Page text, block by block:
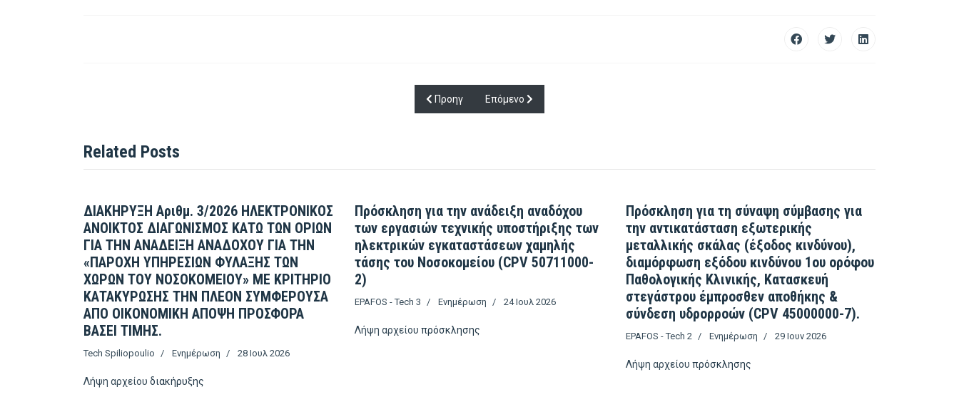
Προηγούμενο άρθρο: Μισθώσεις - Εκμισθώσεις ακινήτων / διακήρυξη αριθμός 1 2019
Προηγ Επόμενο άρθρο: Μετάβαση σε περιβάλλον κυβερνητικού νέφους (g-cloud) μέσω της ΚτΠ Α.Ε.
Επόμενο
Related Posts
ΔΙΑΚΗΡΥΞΗ Αριθμ. 3/2026 ΗΛΕΚΤΡΟΝΙΚΟΣ
ΑΝΟΙΚΤΟΣ ΔΙΑΓΩΝΙΣΜΟΣ ΚΑΤΩ ΤΩΝ ΟΡΙΩΝ
ΓΙΑ ΤΗΝ ΑΝΑΔΕΙΞΗ ΑΝΑΔΟΧΟΥ ΓΙΑ ΤΗΝ
«ΠΑΡΟΧΗ ΥΠΗΡΕΣΙΩΝ ΦΥΛΑΞΗΣ ΤΩΝ
ΧΩΡΩΝ ΤΟΥ ΝΟΣΟΚΟΜΕΙΟΥ» ΜΕ ΚΡΙΤΗΡΙΟ
ΚΑΤΑΚΥΡΩΣΗΣ ΤΗΝ ΠΛΕΟΝ ΣΥΜΦΕΡΟΥΣΑ
ΑΠΟ ΟΙΚΟΝΟΜΙΚΗ ΑΠΟΨΗ ΠΡΟΣΦΟΡΑ
ΒΑΣΕΙ ΤΙΜΗΣ.
Tech Spiliopoulio Ενημέρωση 28 Ιουλ 2026
Λήψη αρχείου διακήρυξης
Πρόσκληση για την ανάδειξη αναδόχου
των εργασιών τεχνικής υποστήριξης των
ηλεκτρικών εγκαταστάσεων χαμηλής
τάσης του Νοσοκομείου (CPV 50711000-
2)
EPAFOS - Tech 3 Ενημέρωση 24 Ιουλ 2026
Λήψη αρχείου πρόσκλησης
Πρόσκληση για τη σύναψη σύμβασης για
την αντικατάσταση εξωτερικής
μεταλλικής σκάλας (έξοδος κινδύνου),
διαμόρφωση εξόδου κινδύνου 1ου ορόφου
Παθολογικής Κλινικής, Κατασκευή
στεγάστρου έμπροσθεν αποθήκης &
σύνδεση υδρορροών (CPV 45000000-7).
EPAFOS - Tech 2 Ενημέρωση 29 Ιουν 2026
Λήψη αρχείου πρόσκλησης